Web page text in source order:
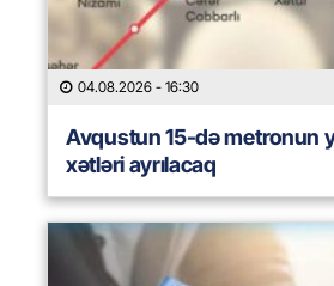
04.08.2026 - 16:30
Avqustun 15-də metronun
xətləri ayrılacaq